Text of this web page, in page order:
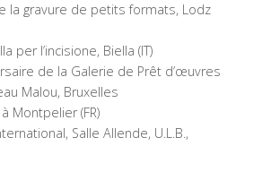
la gravure de petits formats, Lodz
per l’incisione, Biella (IT)
de la Galerie de Prêt d’œuvres
Malou, Bruxelles
à Montpelier (FR)
Salle Allende, U.L.B.,